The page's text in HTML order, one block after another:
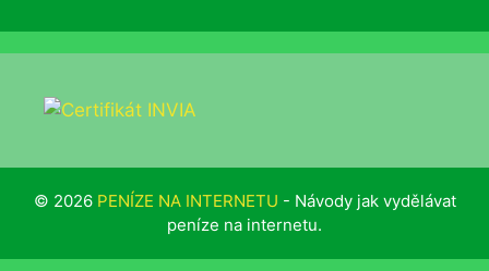
© 2026 PENÍZE NA INTERNETU - Návody jak vydělávat
peníze na internetu.